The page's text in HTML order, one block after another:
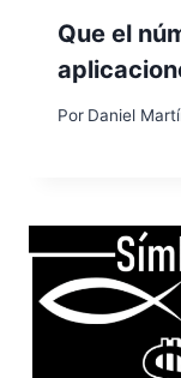
Que el
Por Daniel